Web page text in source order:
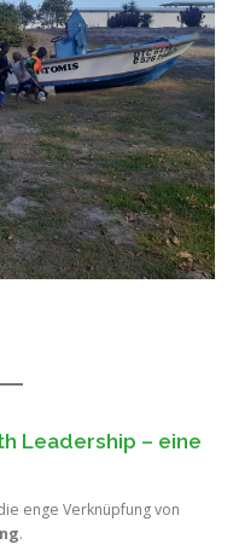
Leadership – eine
enge Verknüpfung von
.